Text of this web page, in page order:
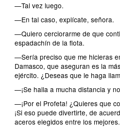
—Tal vez luego.
—En tal caso, explícate, señora.
—Quiero cerciorarme de que
espadachín de la flota.
—Sería preciso que me hicieras
Damasco, que aseguran es la
ejército. ¿Deseas que le haga
—¡Se halla a mucha distancia y
—¡Por el Profeta! ¿Quieres que
¡Si eso puede divertirte, de
aceros elegidos entre los mejores.